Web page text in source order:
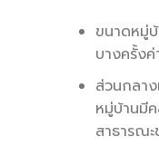
ขนาดหมู่
บางครั้งค่
ส่วนกลา
หมู่บ้านมี
สาธารณ